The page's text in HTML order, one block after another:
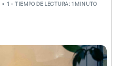
1 - TIEMPO DE LECTURA: 1 MINUTO